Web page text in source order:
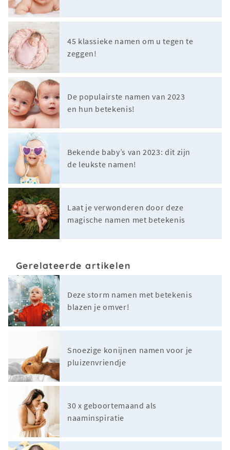
45 klassieke namen om u tegen te
zeggen!
De populairste namen van 2023
en hun betekenis!
Bekende baby’s van 2023: dit zijn
de leukste namen!
Laat je verwonderen door deze
magische namen met betekenis
Gerelateerde artikelen
Deze storm namen met betekenis
blazen je omver!
Snoezige konijnen namen voor je
pluizenvriendje
30 x geboortemaand als
naaminspiratie